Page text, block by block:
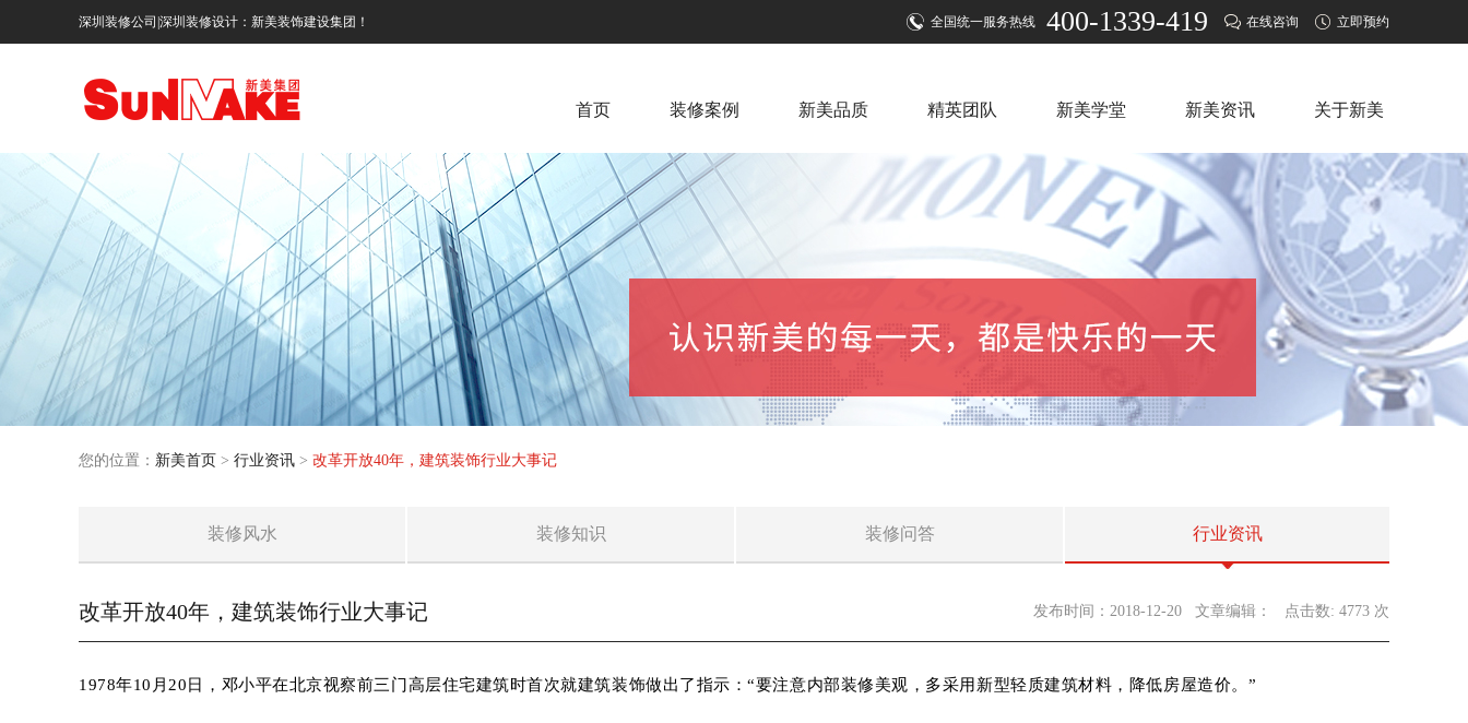
400-1339-419
全国统一服务热线 在线咨询 立即预约
深圳装修公司|深圳装修设计：新美装饰建设集团！
首页 装修案例 新美品质 精英团队 新美学堂 新美资讯 关于新美
您的位置： 新美首页 > 行业资讯 > 改革开放40年，建筑装饰行业大事记
装修风水 装修知识 装修问答 行业资讯
发布时间：2018-12-20 文章编辑： 点击数: 4773 次
改革开放40年，建筑装饰行业大事记
1978年10月20日，邓小平在北京视察前三门高层住宅建筑时首次就建筑装饰做出了指示：“要注意内部装修美观，多采用新型轻质建筑材料，降低房屋造价。”